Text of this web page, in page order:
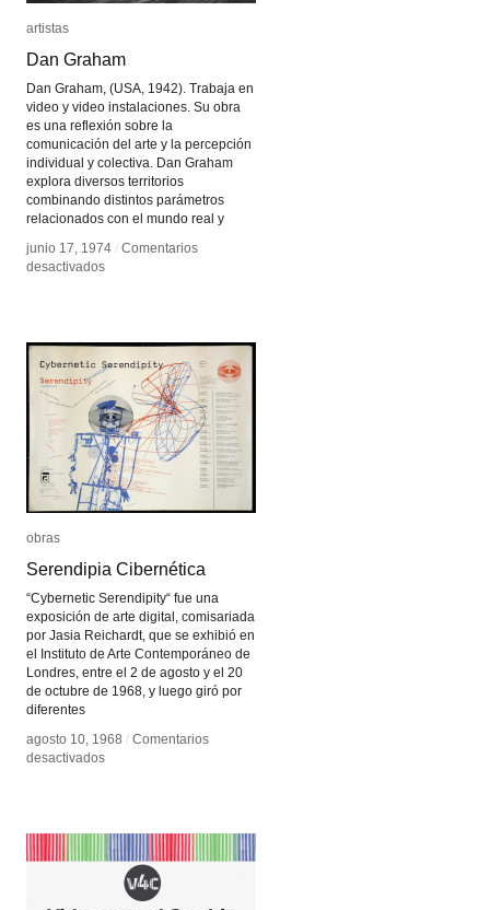
artistas
Dan Graham
Dan Graham, (USA, 1942). Trabaja en
video y video instalaciones. Su obra
es una reflexión sobre la
comunicación del arte y la percepción
individual y colectiva. Dan Graham
explora diversos territorios
combinando distintos parámetros
relacionados con el mundo real y
junio 17, 1974 / Comentarios
desactivadosen
artistas
Dan Graham
junio 17, 1974 / Comentarios
desactivadosen
obras
Serendipia Cibernética
“Cybernetic Serendipity“ fue una
exposición de arte digital, comisariada
por Jasia Reichardt, que se exhibió en
el Instituto de Arte Contemporáneo de
Londres, entre el 2 de agosto y el 20
de octubre de 1968, y luego giró por
diferentes
agosto 10, 1968 / Comentarios
desactivadosen
obras
Serendipia Cibernética
agosto 10, 1968 / Comentarios
desactivadosen